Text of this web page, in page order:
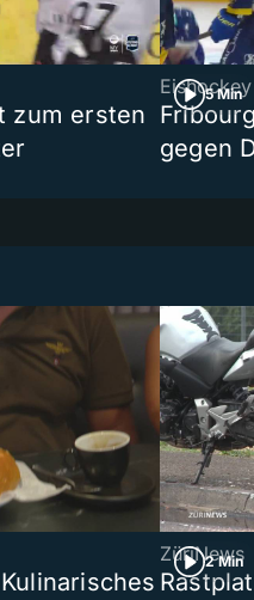
zum ersten
5 Min
Eishockey
gegen
2 Min
ZüriNews